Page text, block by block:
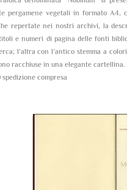
pergamene vegetali in formato A4,
repertate nei nostri archivi, la
e numeri di pagina delle fonti
l’altra con l’antico stemma a
racchiuse in una elegante cartellina.
spedizione compresa